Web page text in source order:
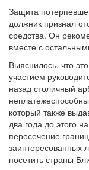
Защита
должник признал
средства. Он
вместе с
Выяснилось, что
участием
назад столичный
который также
два года до этого
пересечение
посетить страны